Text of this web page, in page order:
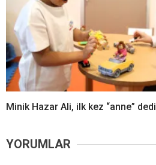
Minik Hazar Ali, ilk kez “anne” dedi
YORUMLAR